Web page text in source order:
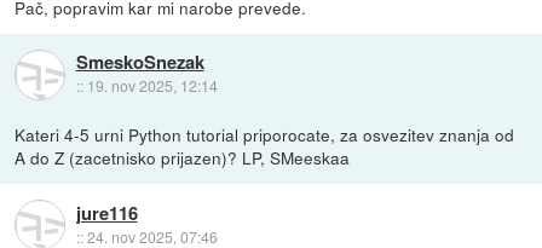
Pač, popravim kar mi narobe prevede.
SmeskoSnezak
:: 19. nov 2025, 12:14
Kateri 4-5 urni Python tutorial priporocate, za osvezitev znanja od
A do Z (zacetnisko prijazen)? LP, SMeeskaa
jure116
::24. nov 2025, 07:46